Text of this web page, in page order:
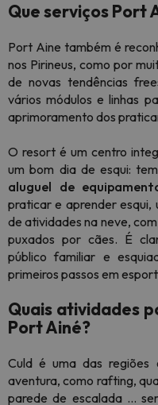
Que serviços Port
Port Aine também é
nos Pirineus, como por
de novas tendências
vários módulos e linhas
aprimoramento dos
O resort é um centro
um bom dia de esqui:
aluguel de
praticar e aprender esqui,
de atividades na neve,
puxados por cães. É
público familiar e
primeiros passos em
Quais atividades
Port Ainé?
Culd é uma das
aventura, como rafting,
parede de escalada ...